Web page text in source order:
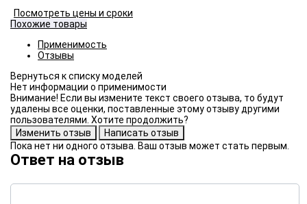
Посмотреть цены и сроки
Похожие товары
Применимость
Отзывы
Нет информации о применимости
Внимание! Если вы измените текст своего отзыва, то будут
удалены все оценки, поставленные этому отзыву другими
пользователями. Хотите продолжить?
Пока нет ни одного отзыва. Ваш отзыв может стать первым.
Ответ на отзыв